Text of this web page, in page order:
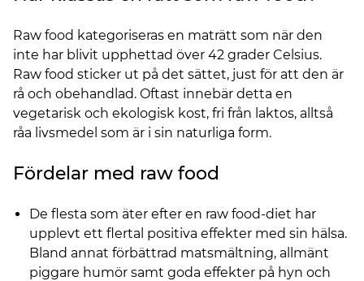
Raw food kategoriseras en maträtt som när den
inte har blivit upphettad över 42 grader Celsius.
Raw food sticker ut på det sättet, just för att den är
rå och obehandlad. Oftast innebär detta en
vegetarisk och ekologisk kost, fri från laktos, alltså
råa livsmedel som är i sin naturliga form.
Fördelar med raw food
De flesta som äter efter en raw food-diet har
upplevt ett flertal positiva effekter med sin hälsa.
Bland annat förbättrad matsmältning, allmänt
piggare humör samt goda effekter på hyn och